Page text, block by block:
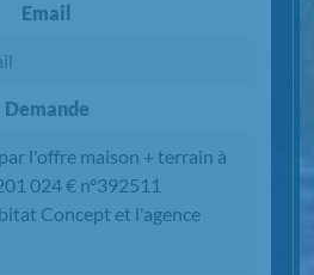
Email
Demande